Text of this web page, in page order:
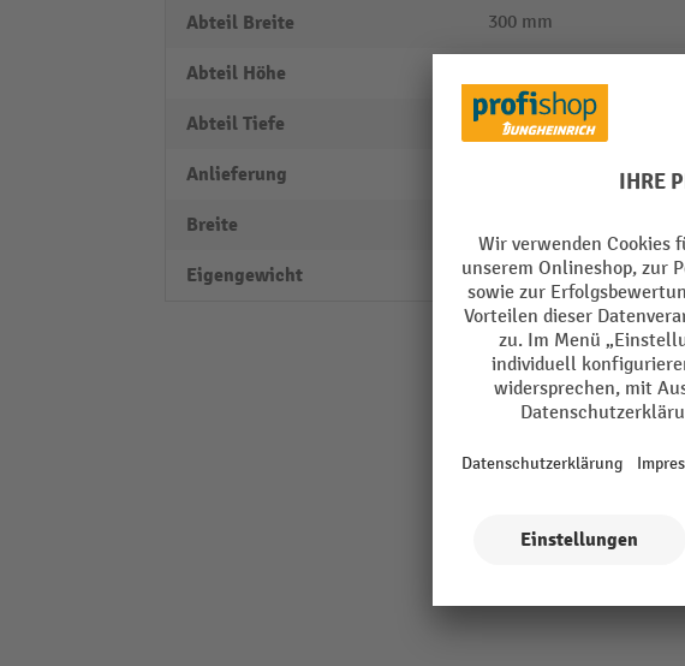
Abteil Breite 300 mm
Abteil Höhe
Abteil Tiefe 500 mm
Anlieferung teilweise vormontiert
Breite
Eigengewicht 72